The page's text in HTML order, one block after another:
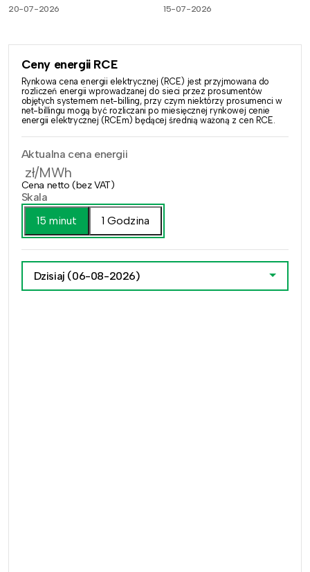
20-07-2026 15-07-2026
Ceny energii RCE
Rynkowa cena energii elektrycznej (RCE) jest przyjmowana do
rozliczeń energii wprowadzanej do sieci przez prosumentów
objętych systemem net-billing, przy czym niektórzy prosumenci w
net-billingu mogą być rozliczani po miesięcznej rynkowej cenie
energii elektrycznej (RCEm) będącej średnią ważoną z cen RCE.
Aktualna cena energii
zł/MWh
Cena netto (bez VAT)
Skala
15 minut
1 Godzina
Dzisiaj (06-08-2026)